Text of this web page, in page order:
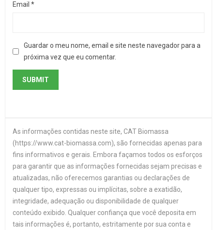
Email *
Guardar o meu nome, email e site neste navegador para a
próxima vez que eu comentar.
As informações contidas neste site, CAT Biomassa
(https://www.cat-biomassa.com), são fornecidas apenas para
fins informativos e gerais. Embora façamos todos os esforços
para garantir que as informações fornecidas sejam precisas e
atualizadas, não oferecemos garantias ou declarações de
qualquer tipo, expressas ou implícitas, sobre a exatidão,
integridade, adequação ou disponibilidade de qualquer
conteúdo exibido. Qualquer confiança que você deposita em
tais informações é, portanto, estritamente por sua conta e